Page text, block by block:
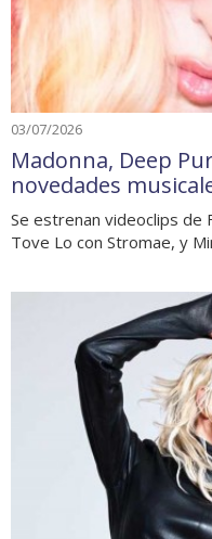
03/07/2026
Madonna, Deep
novedades
Se estrenan videoclips de
Tove Lo con Stromae, y